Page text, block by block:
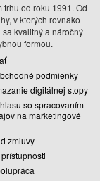
od roku 1991. Od
v ktorých rovnako
kvalitný a náročný
formou.
podmienky
digitálnej stopy
so spracovaním
na marketingové
zmluvy